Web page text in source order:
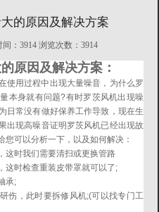
手机：13912239408
邮箱：13912239408@163.com
备案号：
网址：http://192.168.0.2:8080
的原因及解决方案
：3914 浏览次数：3914
原因及解决方案：
使用过程中出现大量噪音，为什么罗
本身就有问题?有时罗茨风机出现噪
日常没有做好保养工作导致，现在生
出现高噪音证明罗茨风机已经出现故
可以分析一下，以及如何解决：
这时我们需要清扫或更换管路
这时检查重装皮带罩就可以了;
承;
伤，此时要拆修风机;(可以找专门工